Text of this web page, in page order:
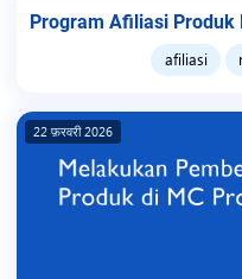
Program Afiliasi Produk
afiliasi
22 फ़रवरी 2026